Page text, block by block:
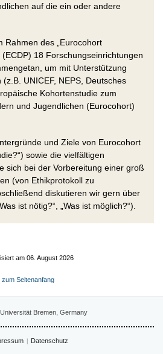
auf die ein oder andere
Rahmen des „Eurocohort
(ECDP) 18 Forschungseinrichtungen
um mit Unterstützung
UNICEF, NEPS, Deutsches
Kohortenstudie zum
und Jugendlichen (Eurocohort)
und Ziele von Eurocohort
sowie die vielfältigen
sich bei der Vorbereitung einer groß
(von Ethikprotokoll zu
diskutieren wir gern über
ist nötig?“, „Was ist möglich?“).
am 06. August 2026
zum Seitenanfang
Bremen, Germany
Datenschutz